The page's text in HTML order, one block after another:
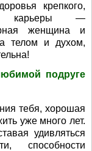
крепкого,
карьеры —
женщина и
телом и духом,
подруге
тебя, хорошая
уже много лет.
удивляться
способности